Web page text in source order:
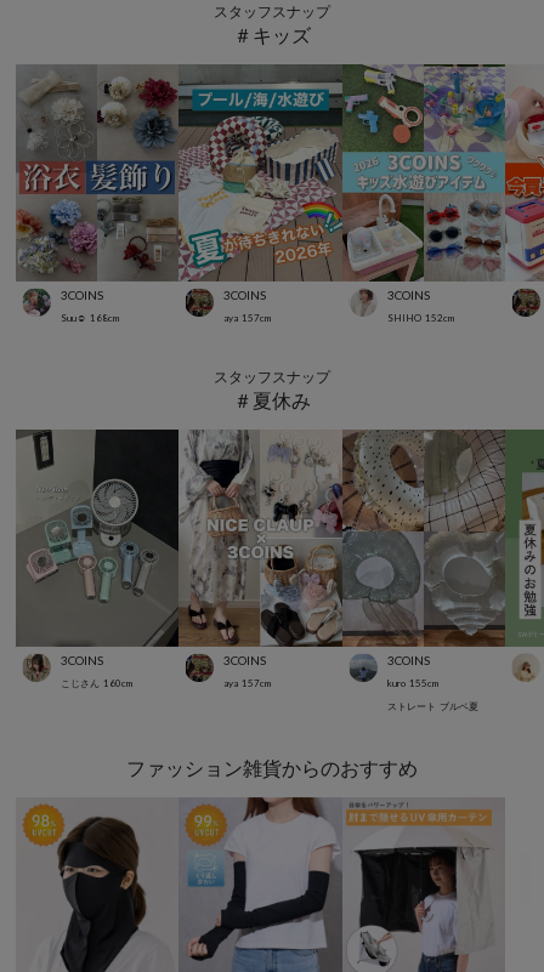
スタッフスナップ
＃キッズ
3COINS
Suu☺︎ 168cm
3COINS
aya 157cm
3COINS
SHIHO 152cm
スタッフスナップ
＃夏休み
3COINS
こじさん 160cm
3COINS
aya 157cm
3COINS
kuro 155cm
ストレート ブルベ夏
ファッション雑貨からのおすすめ